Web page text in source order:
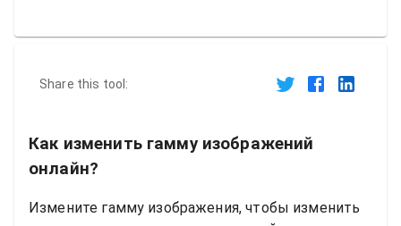
Share this tool:
Как изменить гамму изображений
онлайн?
Измените гамму изображения, чтобы изменить